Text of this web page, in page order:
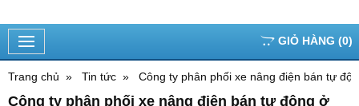
GIỎ HÀNG (0)
Trang chủ Tin tức Công ty phân phối xe nâng điện bán tự
Công ty phân phối xe nâng điện bán tự động ở